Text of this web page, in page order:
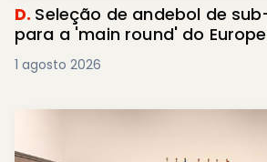
D. Seleção de andebol de
para a 'main round' do
1 agosto 2026